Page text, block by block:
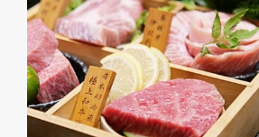
約
會
推
薦
酵
麵
團
到
90
秒
窯